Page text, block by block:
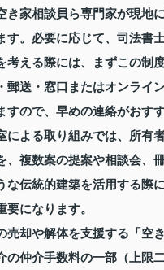
き家相談員ら専門家が現地
す。必要に応じて、司法書
考える際には、まずこの制
郵送・窓口またはオンライ
ので、早めの連絡がおすす
による取り組みでは、所
、複数案の提案や相談会、
な伝統的建築を活用する際
になります。
売却や解体を支援する「空
の仲介手数料の一部（上限